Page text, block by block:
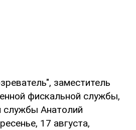
заместитель
фискальной службы,
службы Анатолий
17 августа,